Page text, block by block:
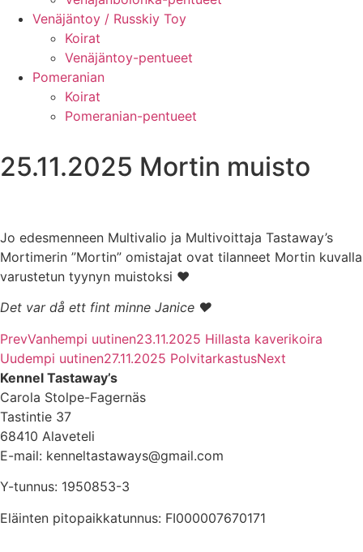
Venäjäntoy / Russkiy Toy
Koirat
Venäjäntoy-pentueet
Pomeranian
Koirat
Pomeranian-pentueet
25.11.2025 Mortin muisto
Jo edesmenneen Multivalio ja Multivoittaja Tastaway’s
Mortimerin ”Mortin” omistajat ovat tilanneet Mortin kuvalla
varustetun tyynyn muistoksi ♥
Det var då ett fint minne Janice ♥
PrevVanhempi uutinen23.11.2025 Hillasta kaverikoira
Uudempi uutinen27.11.2025 PolvitarkastusNext
Kennel Tastaway’s
Carola Stolpe-Fagernäs
Tastintie 37
68410 Alaveteli
E-mail: kenneltastaways@gmail.com
Y-tunnus: 1950853-3
Eläinten pitopaikkatunnus: FI000007670171